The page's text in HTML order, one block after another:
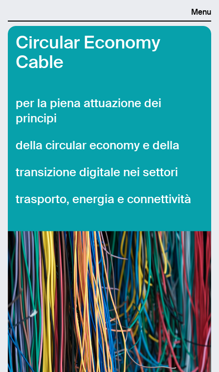
Menu
Circular Economy
Cable
per la piena attuazione dei
principi
della circular economy e della
transizione digitale nei settori
trasporto, energia e connettività